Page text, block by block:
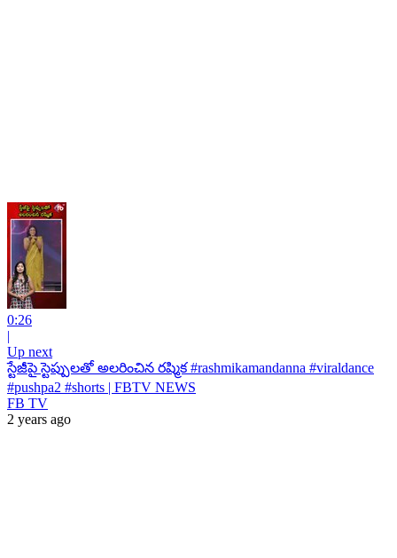
0:26
|
Up next
స్టేజీపై స్టెప్పులతో అలరించిన రష్మిక #rashmikamandanna #viraldance
#pushpa2 #shorts | FBTV NEWS
FB TV
2 years ago